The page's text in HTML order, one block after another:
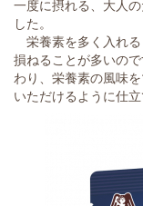
一度に摂れる、大人
した。
栄養素を多く入れ
損ねることが多いの
わり、栄養素の風味
いただけるように仕立